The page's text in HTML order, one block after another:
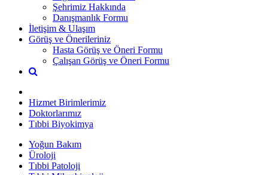
Şehrimiz Hakkında
Danışmanlık Formu
İletişim & Ulaşım
Görüş ve Önerileriniz
Hasta Görüş ve Öneri Formu
Çalışan Görüş ve Öneri Formu
Hizmet Birimlerimiz
Doktorlarımız
Tıbbi Biyokimya
Yoğun Bakım
Üroloji
Tıbbi Patoloji